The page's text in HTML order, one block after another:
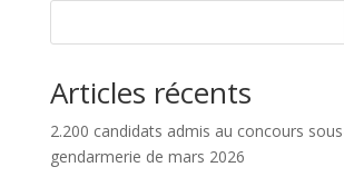
Articles récents
2.200 candidats admis au concours
gendarmerie de mars 2026